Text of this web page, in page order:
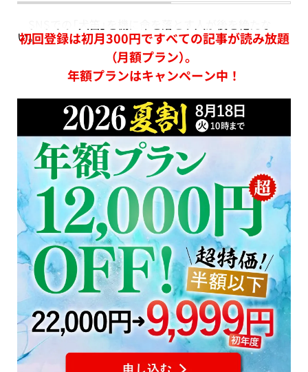
い。
初回登録は初月300円ですべての記事が読み放題
（月額プラン）。
年額プランはキャンペーン中！